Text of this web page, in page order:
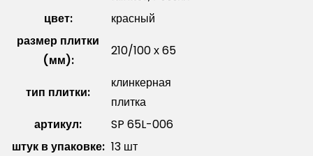
цвет:
красный
размер плитки
(мм):
210/100 х 65
тип плитки:
клинкерная
плитка
артикул:
SP 65L-006
штук в упаковке: 13 шт